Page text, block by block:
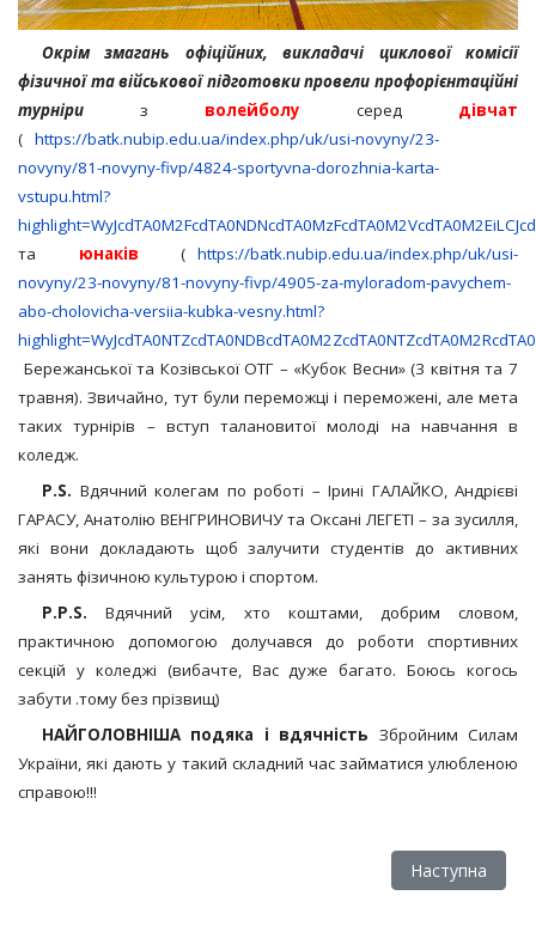
Окрім змагань офіційних, викладачі циклової комісії
фізичної та військової підготовки провели профорієнтаційні
турніри
з волейболу серед дівчат
( https://batk.nubip.edu.ua/index.php/uk/usi-novyny/23-
novyny/81-novyny-fivp/4824-sportyvna-dorozhnia-karta-
vstupu.html?
та юнаків ( https://batk.nubip.edu.ua/index.php/uk/usi-
novyny/23-novyny/81-novyny-fivp/4905-za-myloradom-pavychem-
abo-cholovicha-versiia-kubka-vesny.html?
Бережанської та Козівської ОТГ – «Кубок Весни» (3 квітня та 7
травня). Звичайно, тут були переможці і переможені, але мета
таких турнірів – вступ талановитої молоді на навчання в
коледж.
P.S. Вдячний колегам по роботі – Ірині ГАЛАЙКО, Андрієві
ГАРАСУ, Анатолію ВЕНГРИНОВИЧУ та Оксані ЛЕГЕТІ – за зусилля,
які вони докладають щоб залучити студентів до активних
занять фізичною культурою і спортом.
P.P.S. Вдячний усім, хто коштами, добрим словом,
практичною допомогою долучався до роботи спортивних
секцій у коледжі (вибачте, Вас дуже багато. Боюсь когось
забути .тому без прізвищ)
НАЙГОЛОВНІША подяка і вдячність Збройним Силам
України, які дають у такий складний час займатися улюбленою
справою!!!
Наступна
Наступна